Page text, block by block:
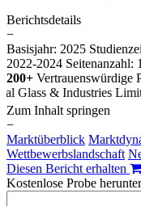
Berichtsdetails
−
Basisjahr: 2025
2022-2024 Seitenanzahl:
200+ Vertrauenswürdige
Zum Inhalt springen
−
Marktüberblick
Wettbewerbslandschaft
Diesen Bericht erhalten
Kostenlose Probe